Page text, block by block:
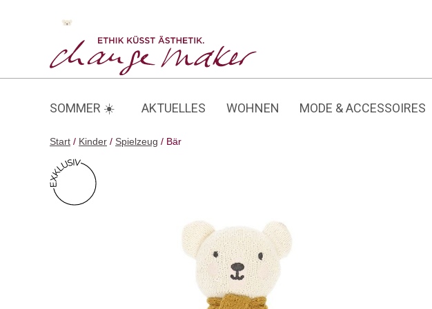
SOMMER ☀️ AKTUELLES WOHNEN MODE & ACCESSOIRES
Start / Kinder / Spielzeug / Bär